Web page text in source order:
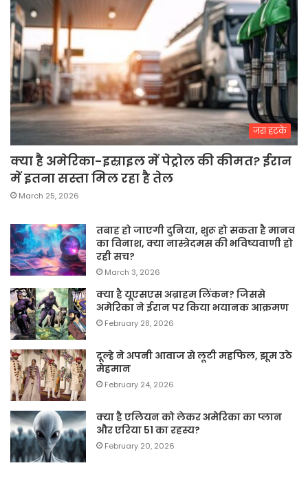
जरा हटके
क्या है अमेरिका-इस्राइल में पेट्रोल की कीमत? ईरान
में इतना सस्ता मिल रहा है तेल
March 25, 2026
तबाह हो जाएगी दुनिया, शुरू हो सकता है मानव
का विनाश, क्या नास्त्रेदमस की भविष्यवाणी हो
रही सच?
March 3, 2026
क्या है यूएसएस अब्राहम लिंकन? जिससे
अमेरिका ने ईरान पर किया भयानक आक्रमण
February 28, 2026
दूल्हे ने अपनी आवाज से लूटी महफिल, झूम उठे
मेहमान
February 24, 2026
क्या है एलियन को लेकर अमेरिका का प्लान
और एरिया 51 का रहस्य?
February 20, 2026